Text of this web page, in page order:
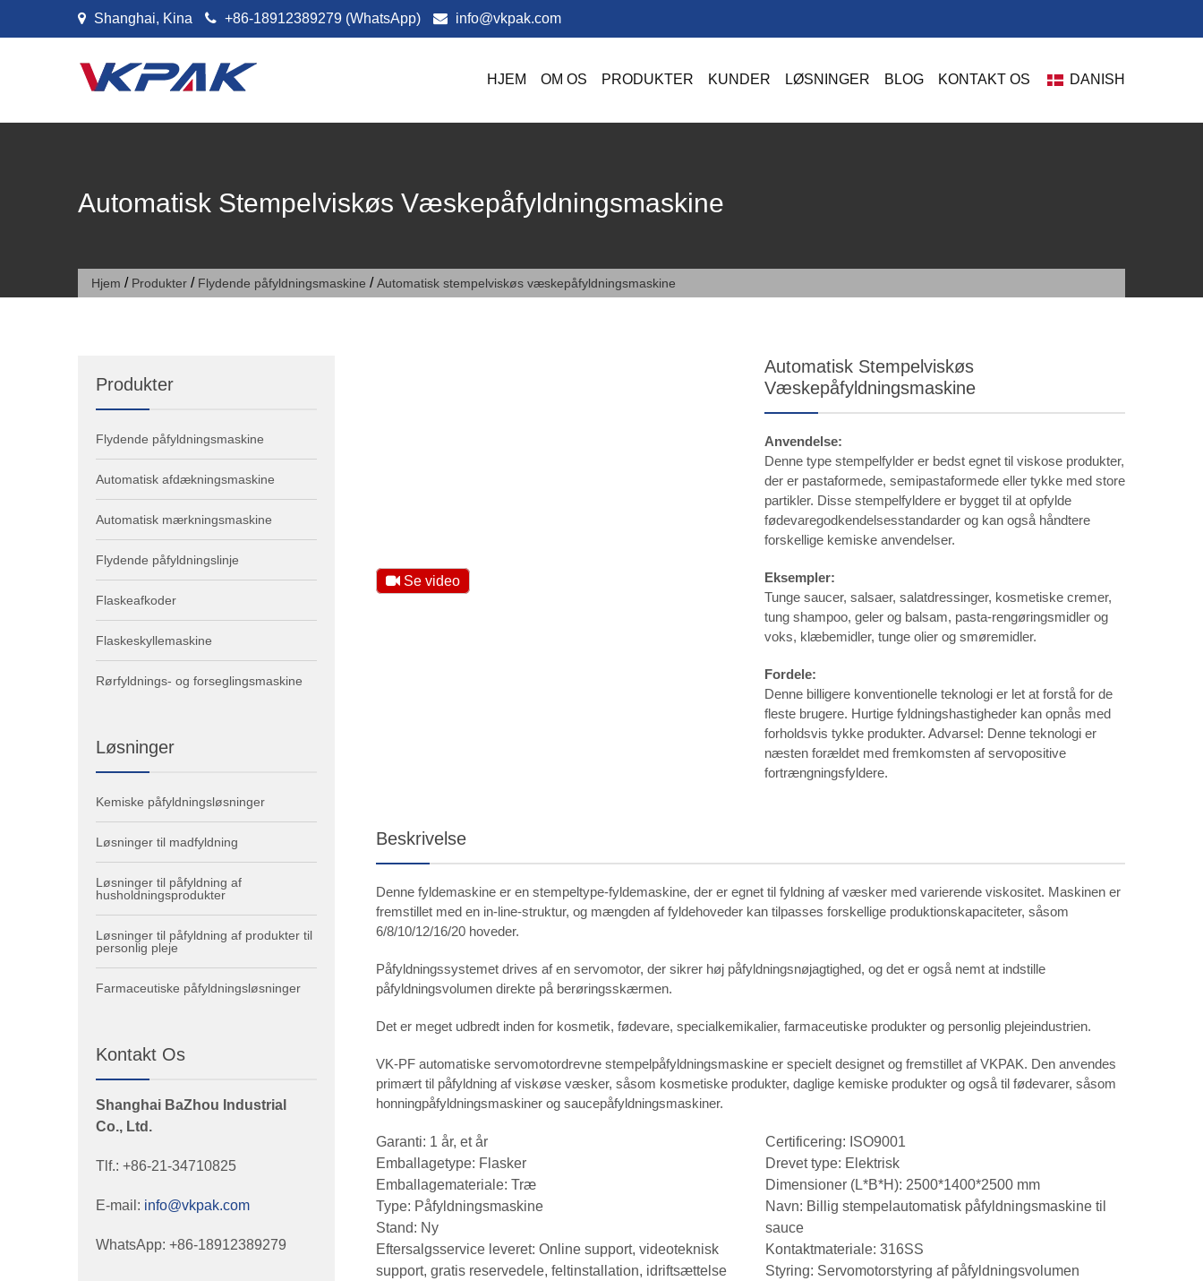
Spring til indhold
Shanghai, Kina +86-18912389279 (WhatsApp) info@vkpak.com
HJEM OM OS PRODUKTER KUNDER LØSNINGER BLOG KONTAKT OS DANISH
Automatisk Stempelviskøs Væskepåfyldningsmaskine
Hjem / Produkter / Flydende påfyldningsmaskine /Automatisk stempelviskøs væskepåfyldningsmaskine
Se video
Automatisk Stempelviskøs
Væskepåfyldningsmaskine
Anvendelse:
Denne type stempelfylder er bedst egnet til viskose produkter,
der er pastaformede, semipastaformede eller tykke med store
partikler. Disse stempelfyldere er bygget til at opfylde
fødevaregodkendelsesstandarder og kan også håndtere
forskellige kemiske anvendelser.
Eksempler:
Tunge saucer, salsaer, salatdressinger, kosmetiske cremer,
tung shampoo, geler og balsam, pasta-rengøringsmidler og
voks, klæbemidler, tunge olier og smøremidler.
Fordele:
Denne billigere konventionelle teknologi er let at forstå for de
fleste brugere. Hurtige fyldningshastigheder kan opnås med
forholdsvis tykke produkter. Advarsel: Denne teknologi er
næsten forældet med fremkomsten af servopositive
fortrængningsfyldere.
Beskrivelse
Denne fyldemaskine er en stempeltype-fyldemaskine, der er egnet til fyldning af væsker med varierende viskositet. Maskinen er
fremstillet med en in-line-struktur, og mængden af fyldehoveder kan tilpasses forskellige produktionskapaciteter, såsom
6/8/10/12/16/20 hoveder.
Påfyldningssystemet drives af en servomotor, der sikrer høj påfyldningsnøjagtighed, og det er også nemt at indstille
påfyldningsvolumen direkte på berøringsskærmen.
Det er meget udbredt inden for kosmetik, fødevare, specialkemikalier, farmaceutiske produkter og personlig plejeindustrien.
VK-PF automatiske servomotordrevne stempelpåfyldningsmaskine er specielt designet og fremstillet af VKPAK. Den anvendes
primært til påfyldning af viskøse væsker, såsom kosmetiske produkter, daglige kemiske produkter og også til fødevarer, såsom
honningpåfyldningsmaskiner og saucepåfyldningsmaskiner.
Garanti: 1 år, et år
Emballagetype: Flasker
Emballagemateriale: Træ
Type: Påfyldningsmaskine
Stand: Ny
Eftersalgsservice leveret: Online support, videoteknisk
support, gratis reservedele, feltinstallation, idriftsættelse
Certificering: ISO9001
Drevet type: Elektrisk
Dimensioner (L*B*H): 2500*1400*2500 mm
Navn: Billig stempelautomatisk påfyldningsmaskine til
sauce
Kontaktmateriale: 316SS
Styring: Servomotorstyring af påfyldningsvolumen
Produkter
Flydende påfyldningsmaskine
Automatisk afdækningsmaskine
Automatisk mærkningsmaskine
Flydende påfyldningslinje
Flaskeafkoder
Flaskeskyllemaskine
Rørfyldnings- og forseglingsmaskine
Løsninger
Kemiske påfyldningsløsninger
Løsninger til madfyldning
Løsninger til påfyldning af
husholdningsprodukter
Løsninger til påfyldning af produkter til
personlig pleje
Farmaceutiske påfyldningsløsninger
Kontakt Os
Shanghai BaZhou Industrial
Co., Ltd.
Tlf.: +86-21-34710825
E-mail: info@vkpak.com
WhatsApp: +86-18912389279